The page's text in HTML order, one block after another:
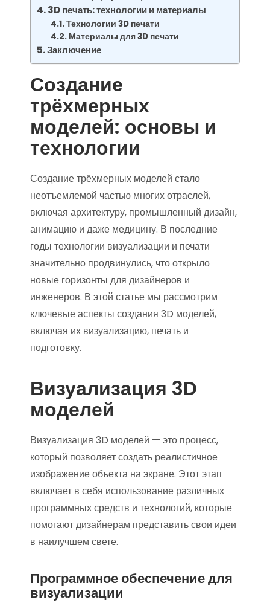
3D печать: технологии и материалы
Технологии 3D печати
Материалы для 3D печати
Заключение
Создание
трёхмерных
моделей: основы и
технологии
Создание трёхмерных моделей стало
неотъемлемой частью многих отраслей,
включая архитектуру, промышленный дизайн,
анимацию и даже медицину. В последние
годы технологии визуализации и печати
значительно продвинулись, что открыло
новые горизонты для дизайнеров и
инженеров. В этой статье мы рассмотрим
ключевые аспекты создания 3D моделей,
включая их визуализацию, печать и
подготовку.
Визуализация 3D
моделей
Визуализация 3D моделей — это процесс,
который позволяет создать реалистичное
изображение объекта на экране. Этот этап
включает в себя использование различных
программных средств и технологий, которые
помогают дизайнерам представить свои идеи
в наилучшем свете.
Программное обеспечение для
визуализации